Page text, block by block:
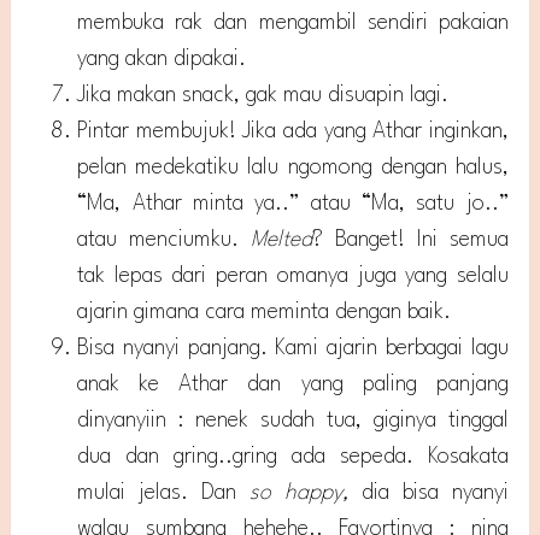
membuka rak dan mengambil sendiri pakaian
yang akan dipakai.
Jika makan snack, gak mau disuapin lagi.
Pintar membujuk! Jika ada yang Athar inginkan,
pelan medekatiku lalu ngomong dengan halus,
“Ma, Athar minta ya..” atau “Ma, satu jo..”
atau menciumku. Melted? Banget! Ini semua
tak lepas dari peran omanya juga yang selalu
ajarin gimana cara meminta dengan baik.
Bisa nyanyi panjang. Kami ajarin berbagai lagu
anak ke Athar dan yang paling panjang
dinyanyiin : nenek sudah tua, giginya tinggal
dua dan gring..gring ada sepeda. Kosakata
mulai jelas. Dan so happy, dia bisa nyanyi
walau sumbang hehehe.. Favortinya : nina